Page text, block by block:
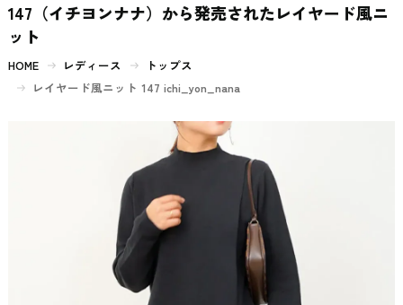
147（イチヨンナナ）から発売されたレイヤード風ニ
ット
HOME レディース
トップス
レイヤード風ニット 147 ichi_yon_nana